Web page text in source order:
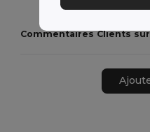
Commentaires Clients